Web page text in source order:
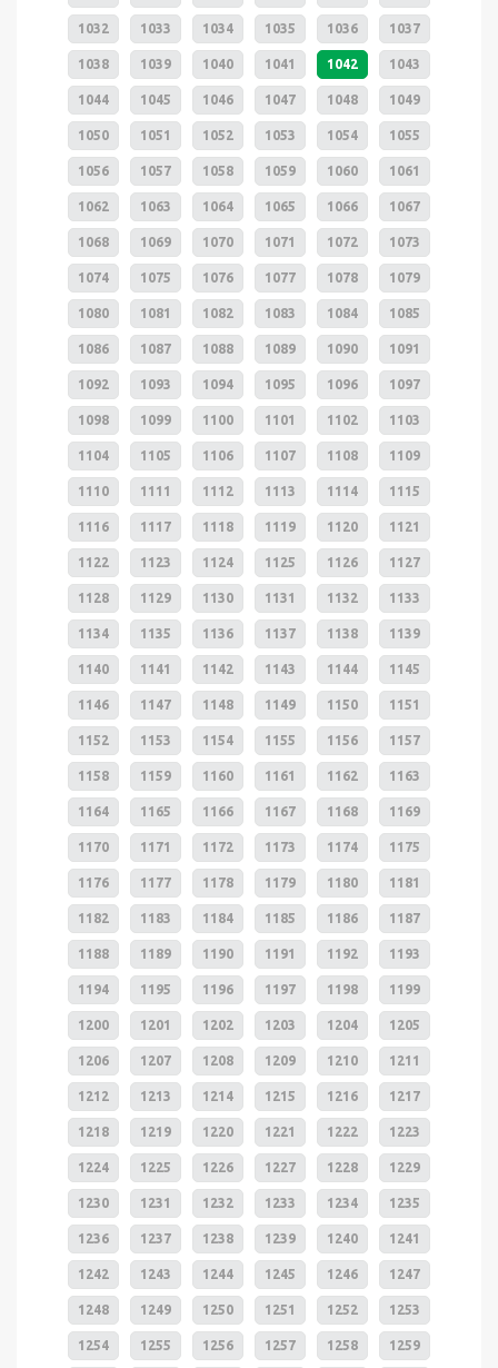
1032 1033 1034 1035 1036 1037
1038 1039 1040 1041 1042 1043
1044 1045 1046 1047 1048 1049
1050 1051 1052 1053 1054 1055
1056 1057 1058 1059 1060 1061
1062 1063 1064 1065 1066 1067
1068 1069 1070 1071 1072 1073
1074 1075 1076 1077 1078 1079
1080 1081 1082 1083 1084 1085
1086 1087 1088 1089 1090 1091
1092 1093 1094 1095 1096 1097
1098 1099 1100 1101 1102 1103
1104 1105 1106 1107 1108 1109
1110 1111 1112 1113 1114 1115
1116 1117 1118 1119 1120 1121
1122 1123 1124 1125 1126 1127
1128 1129 1130 1131 1132 1133
1134 1135 1136 1137 1138 1139
1140 1141 1142 1143 1144 1145
1146 1147 1148 1149 1150 1151
1152 1153 1154 1155 1156 1157
1158 1159 1160 1161 1162 1163
1164 1165 1166 1167 1168 1169
1170 1171 1172 1173 1174 1175
1176 1177 1178 1179 1180 1181
1182 1183 1184 1185 1186 1187
1188 1189 1190 1191 1192 1193
1194 1195 1196 1197 1198 1199
1200 1201 1202 1203 1204 1205
1206 1207 1208 1209 1210 1211
1212 1213 1214 1215 1216 1217
1218 1219 1220 1221 1222 1223
1224 1225 1226 1227 1228 1229
1230 1231 1232 1233 1234 1235
1236 1237 1238 1239 1240 1241
1242 1243 1244 1245 1246 1247
1248 1249 1250 1251 1252 1253
1254 1255 1256 1257 1258 1259